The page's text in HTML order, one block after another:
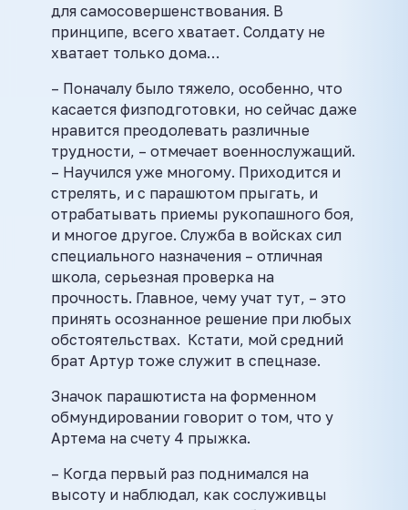
для самосовершенствования. В
принципе, всего хватает. Солдату не
хватает только дома…
– Поначалу было тяжело, особенно, что
касается физподготовки, но сейчас даже
нравится преодолевать различные
трудности, – отмечает военнослужащий.
– Научился уже многому. Приходится и
стрелять, и с парашютом прыгать, и
отрабатывать приемы рукопашного боя,
и многое другое. Служба в войсках сил
специального назначения – отличная
школа, серьезная проверка на
прочность. Главное, чему учат тут, – это
принять осознанное решение при любых
обстоятельствах. Кстати, мой средний
брат Артур тоже служит в спецназе.
Значок парашютиста на форменном
обмундировании говорит о том, что у
Артема на счету 4 прыжка.
– Когда первый раз поднимался на
высоту и наблюдал, как сослуживцы